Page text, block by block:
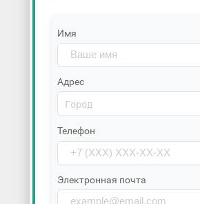
Имя
Адрес
Телефон
Электронная почта